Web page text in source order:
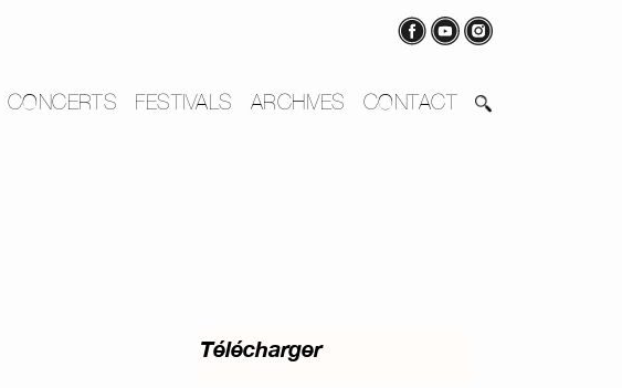
CONCERTS FESTIVALS ARCHIVES CONTACT
Télécharger